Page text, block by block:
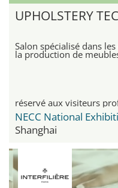
UPHOLSTERY
Salon spécialisé dans
la production de
réservé aux visiteurs
Shanghai